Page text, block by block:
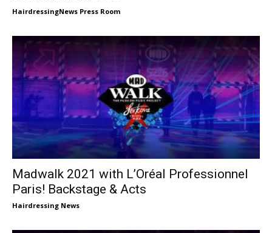
HairdressingNews Press Room
Madwalk 2021 with L’Oréal Professionnel
Paris! Backstage & Acts
Hairdressing News